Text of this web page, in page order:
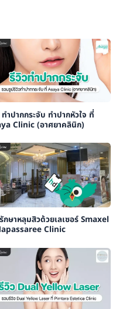
ทำปากกระจับ ทำปากหัวใจ ที่
Clinic (อาศยาคลินิก)
กษาหลุมสิวด้วยเลเซอร์ Smaxel
Clinic